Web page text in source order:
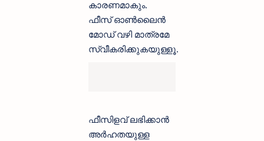
കാരണമാകും.
ഫീസ് ഓൺ‌ലൈൻ
മോഡ് വഴി മാത്രമേ
സ്വീകരിക്കുകയുള്ളൂ.
ഫീസിളവ് ലഭിക്കാൻ
അർഹതയുള്ള